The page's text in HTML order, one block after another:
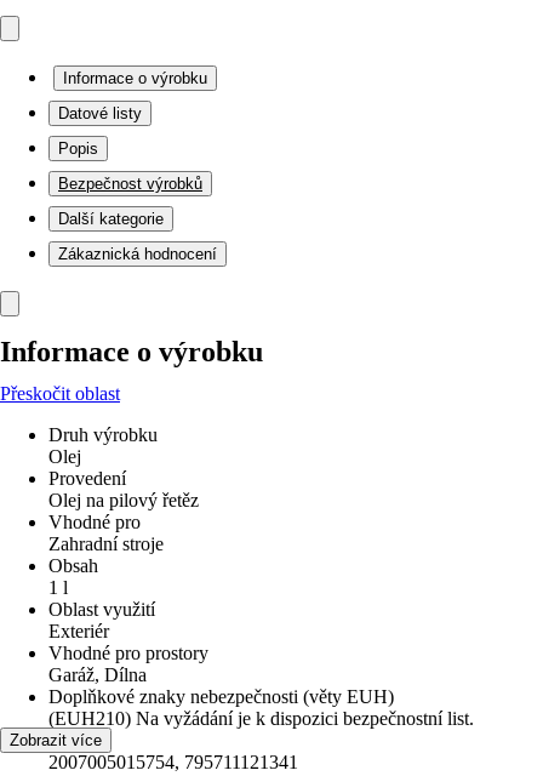
Informace o výrobku
Datové listy
Popis
Bezpečnost výrobků
Další kategorie
Zákaznická hodnocení
Informace o výrobku
Přeskočit oblast
Druh výrobku
Olej
Provedení
Olej na pilový řetěz
Vhodné pro
Zahradní stroje
Obsah
1 l
Oblast využití
Exteriér
Vhodné pro prostory
Garáž, Dílna
Doplňkové znaky nebezpečnosti (věty EUH)
(EUH210) Na vyžádání je k dispozici bezpečnostní list.
EAN
2007005015754, 795711121341
Zobrazit více